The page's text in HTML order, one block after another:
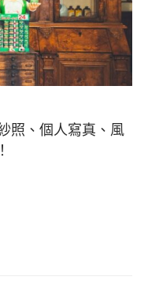
照、個人寫真、風